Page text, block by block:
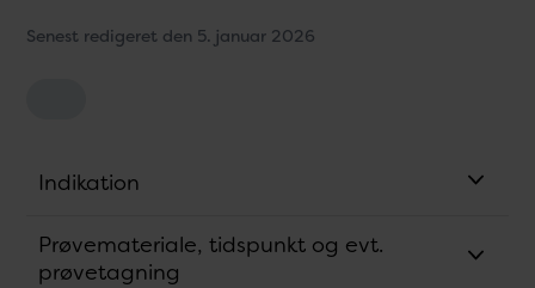
Senest redigeret den 5. januar 2026
Indikation
Prøvemateriale, tidspunkt og evt.
prøvetagning